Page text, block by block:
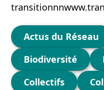
Catégories
Actus du Réseau
Biodiversité
Collectifs